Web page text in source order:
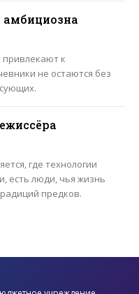
привлекают к
не остаются без
где технологии
есть люди, чья жизнь
предков.